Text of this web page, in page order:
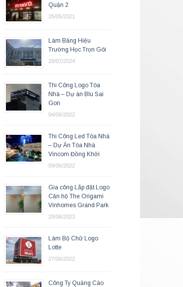
Quận 2
25/05/2021
Làm Bảng Hiệu
Trường Học Trọn Gói
28/07/2024
Thi Công Logo Tòa
Nhà – Dự án Blu Sai
Gon
04/06/2022
Thi Công Led Tòa Nhà
– Dự Án Tòa Nhà
Vincom Đồng Khởi
09/06/2022
Gia công Lắp đặt Logo
Căn hộ The Origami
Vinhomes Grand Park
28/06/2023
Làm Bộ Chữ Logo
Lotte
27/06/2022
Công Ty Quảng Cáo